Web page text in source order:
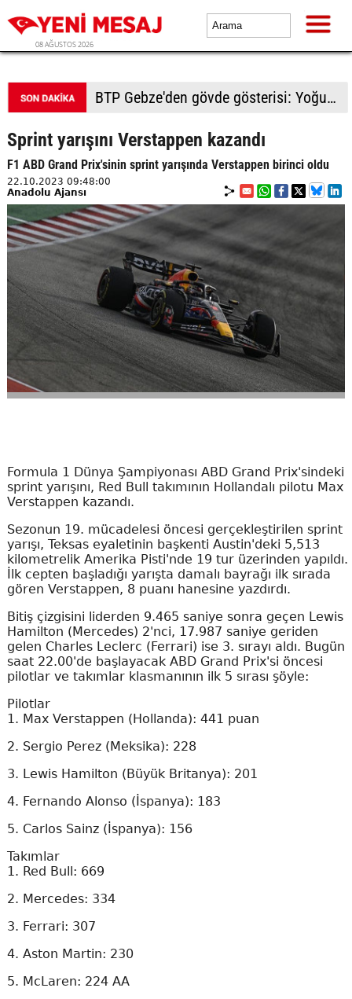
08 AĞUSTOS 2026
BTP Gebze'den gövde gösterisi: Yoğun katılımla yeni üyeler rozetlerini taktı
Sprint yarışını Verstappen kazandı
F1 ABD Grand Prix'sinin sprint yarışında Verstappen birinci oldu
22.10.2023 09:48:00
Anadolu Ajansı
Formula 1 Dünya Şampiyonası ABD Grand Prix'sindeki
sprint yarışını, Red Bull takımının Hollandalı pilotu Max
Verstappen kazandı.
Sezonun 19. mücadelesi öncesi gerçekleştirilen sprint
yarışı, Teksas eyaletinin başkenti Austin'deki 5,513
kilometrelik Amerika Pisti'nde 19 tur üzerinden yapıldı.
İlk cepten başladığı yarışta damalı bayrağı ilk sırada
gören Verstappen, 8 puanı hanesine yazdırdı.
Bitiş çizgisini liderden 9.465 saniye sonra geçen Lewis
Hamilton (Mercedes) 2'nci, 17.987 saniye geriden
gelen Charles Leclerc (Ferrari) ise 3. sırayı aldı. Bugün
saat 22.00'de başlayacak ABD Grand Prix'si öncesi
pilotlar ve takımlar klasmanının ilk 5 sırası şöyle:
Pilotlar
1. Max Verstappen (Hollanda): 441 puan
2. Sergio Perez (Meksika): 228
3. Lewis Hamilton (Büyük Britanya): 201
4. Fernando Alonso (İspanya): 183
5. Carlos Sainz (İspanya): 156
Takımlar
1. Red Bull: 669
2. Mercedes: 334
3. Ferrari: 307
4. Aston Martin: 230
5. McLaren: 224 AA